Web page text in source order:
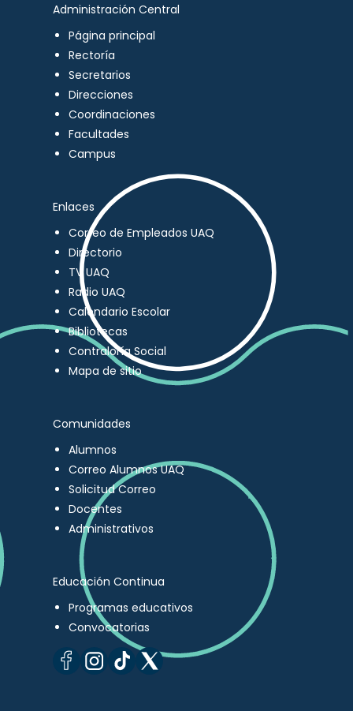
Administración Central
Página principal
Rectoría
Secretarios
Direcciones
Coordinaciones
Facultades
Campus
Enlaces
Correo de Empleados UAQ
Directorio
TV UAQ
Radio UAQ
Calendario Escolar
Bibliotecas
Contraloría Social
Mapa de sitio
Comunidades
Alumnos
Correo Alumnos UAQ
Solicitud Correo
Docentes
Administrativos
Educación Continua
Programas educativos
Convocatorias